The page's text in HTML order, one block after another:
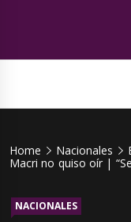
Home Nacionales
Macri no quiso oír |
NACIONALES